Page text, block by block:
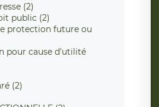
(2)
public (2)
protection future ou
pour cause d'utilité
(2)